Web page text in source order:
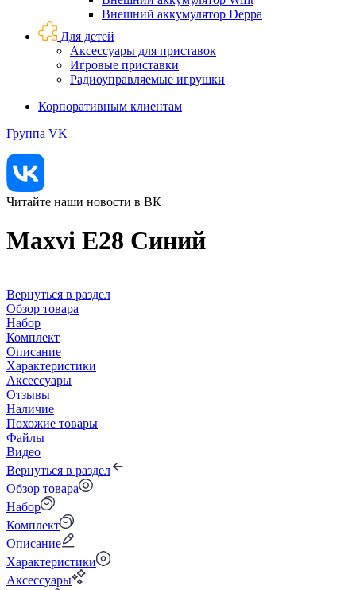
Внешний аккумулятор Deppa
Для детей
Аксессуары для приставок
Игровые приставки
Радиоуправляемые игрушки
Корпоративным клиентам
Группа VK
Читайте наши новости в ВК
Maxvi E28 Синий
Вернуться в раздел
Обзор товара
Набор
Комплект
Описание
Характеристики
Аксессуары
Отзывы
Наличие
Похожие товары
Файлы
Видео
Вернуться в раздел
Обзор товара
Набор
Комплект
Описание
Характеристики
Аксессуары